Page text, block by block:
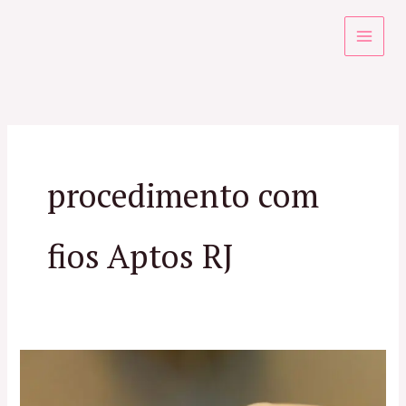
procedimento com
fios Aptos RJ